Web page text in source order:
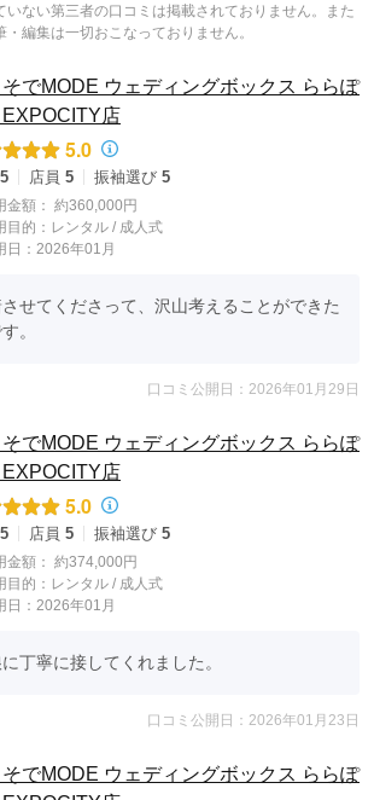
いない第三者の口コミは掲載されておりません。また
編集は一切おこなっておりません。
でMODE ウェディングボックス ららぽ
店
5.0
5 店員 5 振袖選び 5
金額： 約360,000円
目的： レンタル / 成人式
日：2026年01月
せてくださって、沢山考えることができた
。
口コミ公開日：2026年01月29日
でMODE ウェディングボックス ららぽ
店
5.0
5 店員 5 振袖選び 5
金額： 約374,000円
目的： レンタル / 成人式
日：2026年01月
丁寧に接してくれました。
口コミ公開日：2026年01月23日
でMODE ウェディングボックス ららぽ